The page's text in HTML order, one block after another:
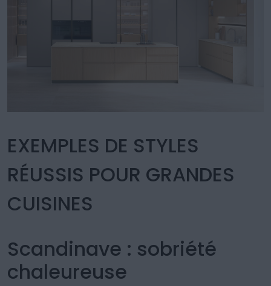
EXEMPLES DE STYLES
RÉUSSIS POUR GRANDES
CUISINES
Scandinave : sobriété
chaleureuse